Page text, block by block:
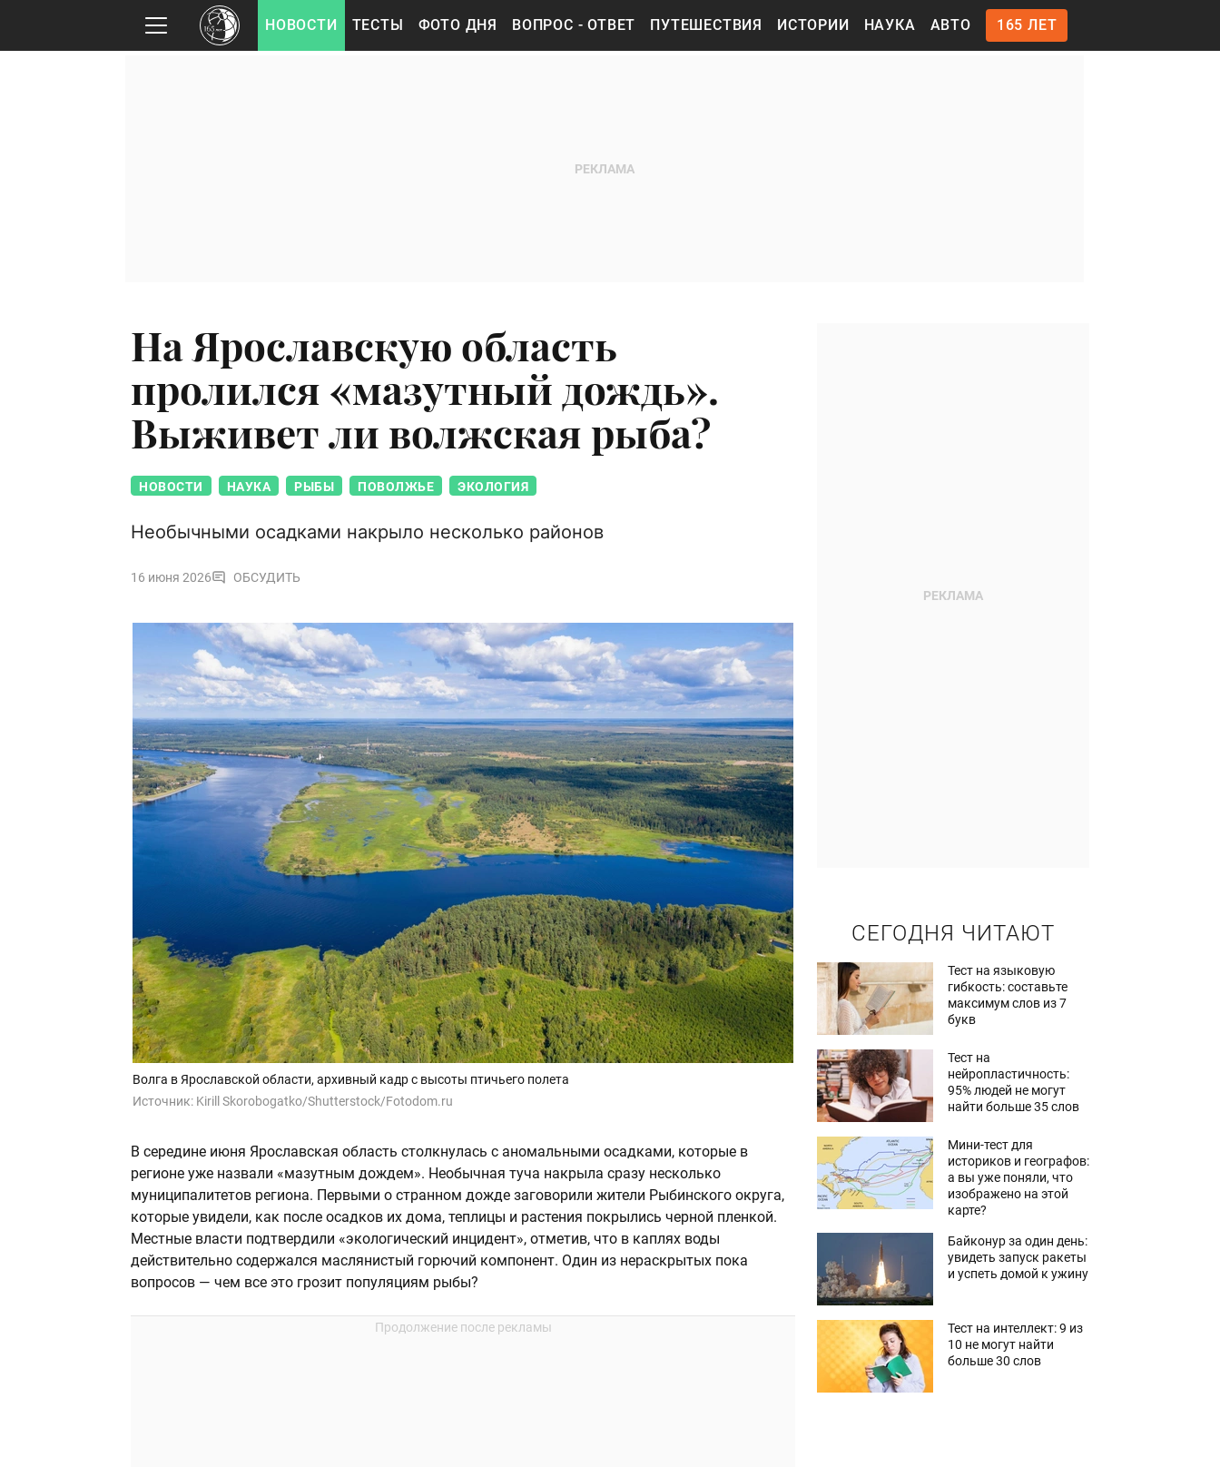
НОВОСТИ ТЕСТЫ ФОТО ДНЯ ВОПРОС - ОТВЕТ ПУТЕШЕСТВИЯ ИСТОРИИ НАУКА АВТО 165 ЛЕТ
На Ярославскую область
пролился «мазутный дождь».
Выживет ли волжская рыба?
НОВОСТИ НАУКА РЫБЫ ПОВОЛЖЬЕ ЭКОЛОГИЯ
Необычными осадками накрыло несколько районов
16 июня 2026 ОБСУДИТЬ
Волга в Ярославской области, архивный кадр с высоты птичьего полета
Источник: Kirill Skorobogatko/Shutterstock/Fotodom.ru
В середине июня Ярославская область столкнулась с аномальными осадками, которые в
регионе уже назвали «мазутным дождем». Необычная туча накрыла сразу несколько
муниципалитетов региона. Первыми о странном дожде заговорили жители Рыбинского округа,
которые увидели, как после осадков их дома, теплицы и растения покрылись черной пленкой.
Местные власти подтвердили «экологический инцидент», отметив, что в каплях воды
действительно содержался маслянистый горючий компонент. Один из нераскрытых пока
вопросов — чем все это грозит популяциям рыбы?
СЕГОДНЯ ЧИТАЮТ
Тест на языковую
гибкость: составьте
максимум слов из 7
букв
Тест на
нейропластичность:
95% людей не могут
найти больше 35 слов
Мини-тест для
историков и географов:
а вы уже поняли, что
изображено на этой
карте?
Байконур за один день:
увидеть запуск ракеты
и успеть домой к ужину
Тест на интеллект: 9 из
10 не могут найти
больше 30 слов